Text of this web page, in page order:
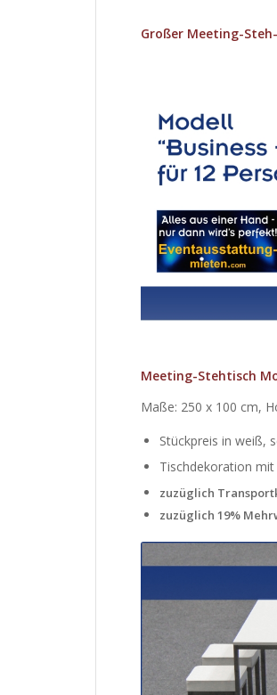
Großer Meeting-
Meeting-Stehtisch
Maße: 250 x 100 cm,
Stückpreis in weiß,
Tischdekoration
zuzüglich
zuzüglich 19%